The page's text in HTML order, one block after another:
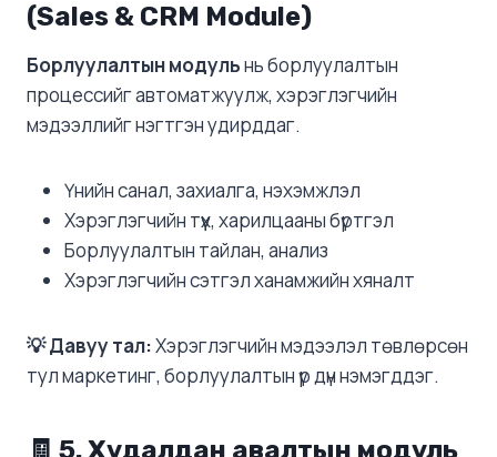
(Sales & CRM Module)
Борлуулалтын модульнь борлуулалтын
процессийг автоматжуулж, хэрэглэгчийн
мэдээллийг нэгтгэн удирддаг.
Үнийн санал, захиалга, нэхэмжлэл
Хэрэглэгчийн түүх, харилцааны бүртгэл
Борлуулалтын тайлан, анализ
Хэрэглэгчийн сэтгэл ханамжийн хяналт
💡 Давуу тал:Хэрэглэгчийн мэдээлэл төвлөрсөн
тул маркетинг, борлуулалтын үр дүн нэмэгддэг.
🧾 5. Худалдан авалтын модуль